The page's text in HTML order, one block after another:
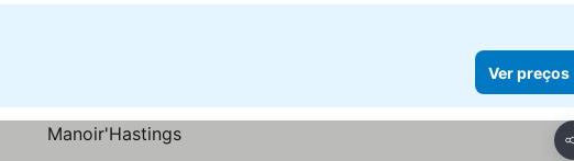
Ver preços